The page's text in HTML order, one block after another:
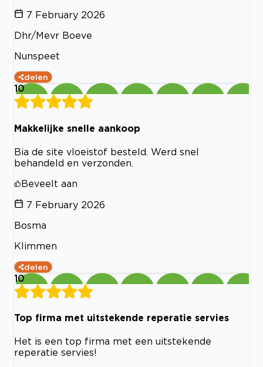
7 February 2026
Dhr/Mevr Boeve
Nunspeet
delen
10
Makkelijke snelle aankoop
Bia de site vloeistof besteld. Werd snel
behandeld en verzonden.
Beveelt aan
7 February 2026
Bosma
Klimmen
delen
10
Top firma met uitstekende reperatie servies
Het is een top firma met een uitstekende
reperatie servies!